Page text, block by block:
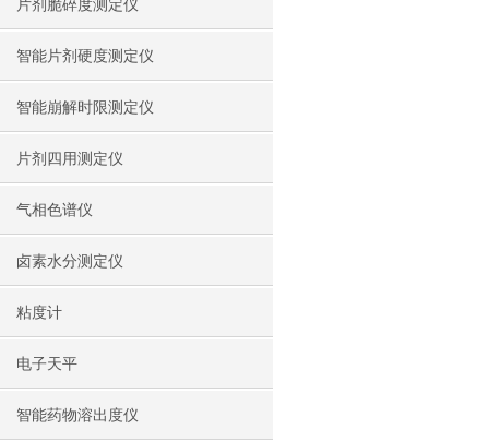
片剂脆碎度测定仪
智能片剂硬度测定仪
智能崩解时限测定仪
片剂四用测定仪
气相色谱仪
卤素水分测定仪
粘度计
电子天平
智能药物溶出度仪